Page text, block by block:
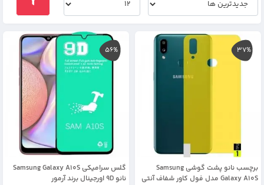
37%
برچسب نانو پشت گوشی Samsung
Galaxy A10S مدل فول کاور شفاف آنتی
56%
گلس سرامیکی Samsung Galaxy A10S
نانو 9D اورجینال برند آرمور